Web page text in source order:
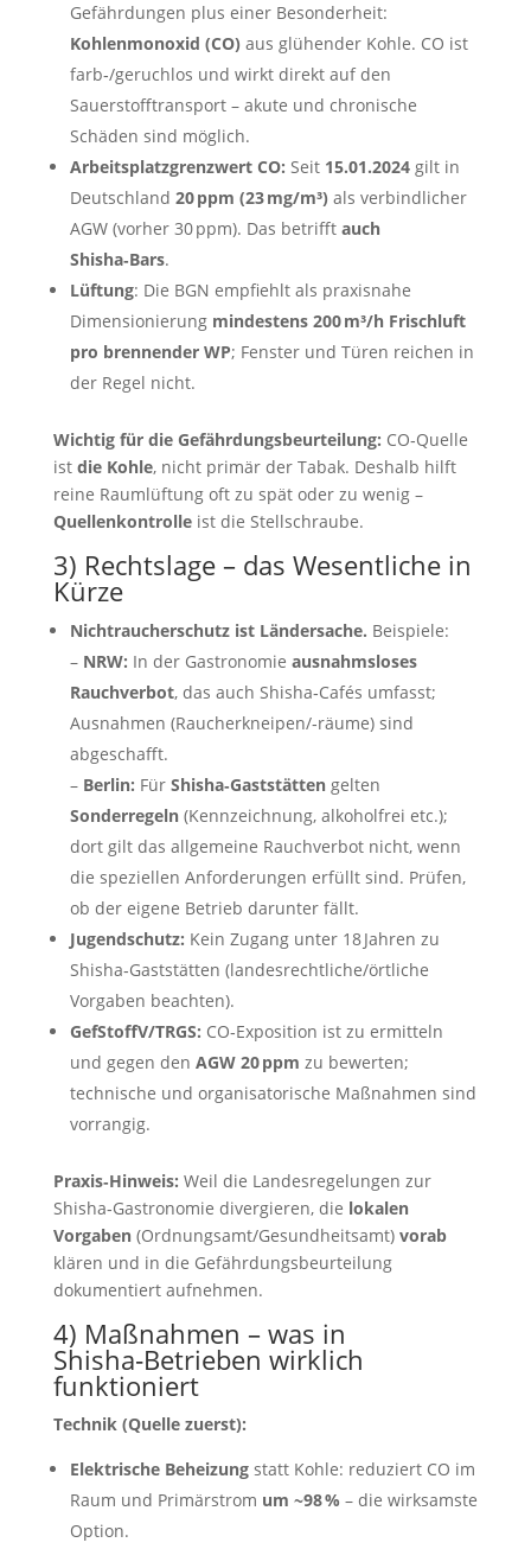
Gefährdungen plus einer Besonderheit:
Kohlenmonoxid (CO) aus glühender Kohle. CO ist
farb‑/geruchlos und wirkt direkt auf den
Sauerstofftransport – akute und chronische
Schäden sind möglich.
Arbeitsplatzgrenzwert CO: Seit 15.01.2024gilt in
Deutschland 20 ppm (23 mg/m³) als verbindlicher
AGW (vorher 30 ppm). Das betrifft auch
Shisha‑Bars.
Lüftung: Die BGN empfiehlt als praxisnahe
Dimensionierung mindestens 200 m³/h Frischluft
pro brennender WP; Fenster und Türen reichen in
der Regel nicht.
Wichtig für die Gefährdungsbeurteilung: CO‑Quelle
ist die Kohle, nicht primär der Tabak. Deshalb hilft
reine Raumlüftung oft zu spät oder zu wenig –
Quellenkontrolleist die Stellschraube.
3) Rechtslage – das Wesentliche in
Kürze
Nichtraucherschutz ist Ländersache. Beispiele:
– NRW: In der Gastronomie ausnahmsloses
Rauchverbot, das auch Shisha‑Cafés umfasst;
Ausnahmen (Raucherkneipen/‑räume) sind
abgeschafft.
– Berlin: Für Shisha‑Gaststättengelten
Sonderregeln(Kennzeichnung, alkoholfrei etc.);
dort gilt das allgemeine Rauchverbot nicht, wenn
die speziellen Anforderungen erfüllt sind. Prüfen,
ob der eigene Betrieb darunter fällt.
Jugendschutz: Kein Zugang unter 18 Jahren zu
Shisha‑Gaststätten (landesrechtliche/örtliche
Vorgaben beachten).
GefStoffV/TRGS: CO‑Expo­sition ist zu ermitteln
und gegen den AGW 20 ppm zu bewerten;
technische und organisatorische Maßnahmen sind
vorrangig.
Praxis‑Hinweis: Weil die Landesregelungen zur
Shisha‑Gastronomie divergieren, die lokalen
Vorgaben(Ordnungsamt/Gesundheitsamt) vorab
klären und in die Gefährdungsbeurteilung
dokumentiert aufnehmen.
4) Maßnahmen – was in
Shisha‑Betrieben wirklich
funktioniert
Technik (Quelle zuerst):
Elektrische Beheizungstatt Kohle: reduziert CO im
Raum und Primärstrom um ~98 % – die wirksamste
Option.